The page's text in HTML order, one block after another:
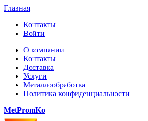
Главная
Контакты
Войти
О компании
Контакты
Доставка
Услуги
Металлообработка
Политика конфиденциальности
MetPromKo